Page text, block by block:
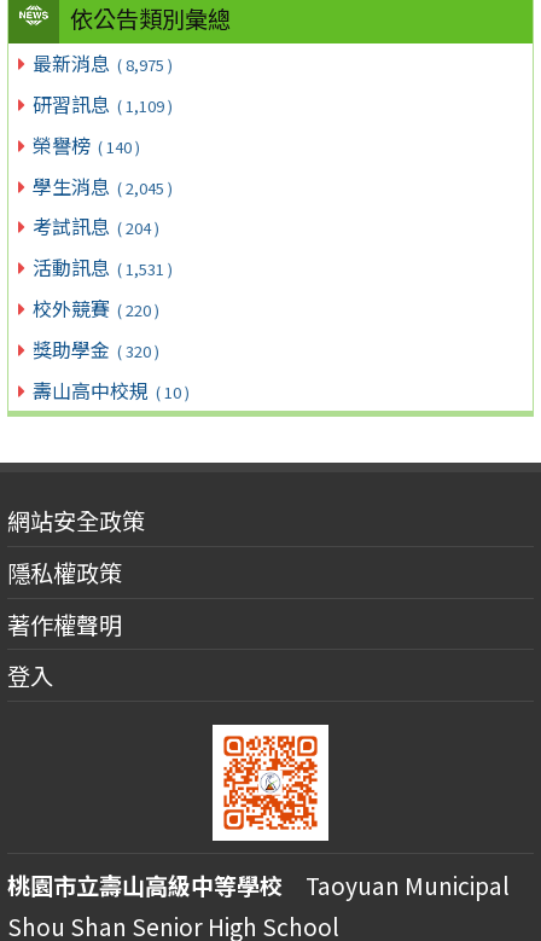
依公告類別彙總
最新消息 ( 8,975 )
研習訊息 ( 1,109 )
榮譽榜 ( 140 )
學生消息 ( 2,045 )
考試訊息 ( 204 )
活動訊息 ( 1,531 )
校外競賽 ( 220 )
獎助學金 ( 320 )
壽山高中校規 ( 10 )
網站安全政策
隱私權政策
著作權聲明
登入
桃園市立壽山高級中等學校 Taoyuan Municipal
Shou Shan Senior High School